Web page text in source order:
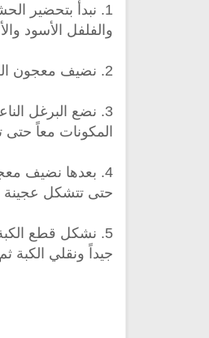
1. نبدأ بتحضير
والفلفل الأسود
2. نضيف معجون الطماطم والجوز والبقدونس ونحرك حتى تمتزج المكونات جيداً ثم نضع الحشوة جانباً حتى تبرد .
3. نضع البرغل
المكونات معاً حتى
4. بعدها نضيف
حتى تتشكل عجينة
5. نشكل قطع
جيداً ونقلي الكبة
اذاعة الفجر مباشر من لبنان